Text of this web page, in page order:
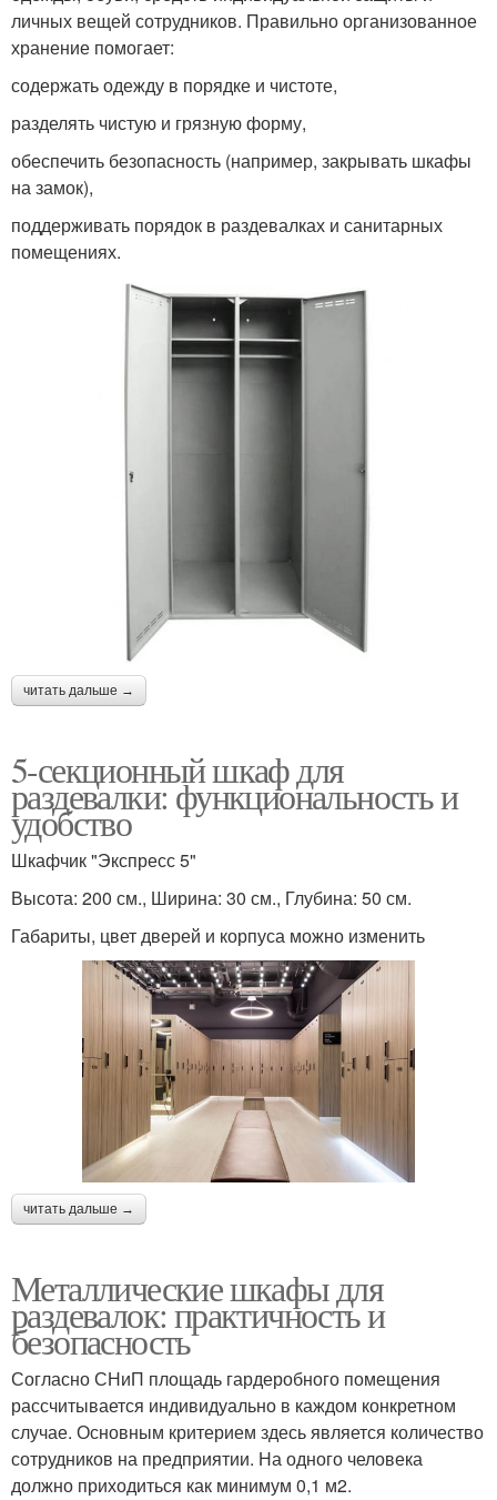
личных вещей сотрудников. Правильно организованное
хранение помогает:
содержать одежду в порядке и чистоте,
разделять чистую и грязную форму,
обеспечить безопасность (например, закрывать шкафы
на замок),
поддерживать порядок в раздевалках и санитарных
помещениях.
читать дальше →
5-секционный шкаф для
раздевалки: функциональность и
удобство
Шкафчик "Экспресс 5"
Высота: 200 см., Ширина: 30 см., Глубина: 50 см.
Габариты, цвет дверей и корпуса можно изменить
читать дальше →
Металлические шкафы для
раздевалок: практичность и
безопасность
Согласно СНиП площадь гардеробного помещения
рассчитывается индивидуально в каждом конкретном
случае. Основным критерием здесь является количество
сотрудников на предприятии. На одного человека
должно приходиться как минимум 0,1 м2.